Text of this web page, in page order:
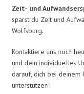
Zeit- und
sparst du Zeit und
Wolfsburg.
Kontaktiere uns noch
und dein individuelles
darauf, dich bei deinem
unterstützen!